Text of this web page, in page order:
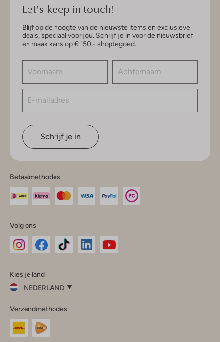
Let's keep in touch!
Blijf op de hoogte van de nieuwste items en exclusieve
deals, speciaal voor jou. Schrijf je in voor de nieuwsbrief
en maak kans op € 150,- shoptegoed.
Schrijf je in
Betaalmethodes
Volg ons
InstagramFacebook
Kies je land
NEDERLAND
je
land
Nederland
Verzendmethodes